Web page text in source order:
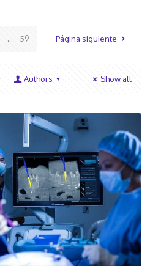
... 59 Página siguiente
Authors Show all